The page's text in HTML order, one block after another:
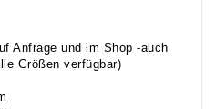
Anfrage und im Shop -auch
Größen verfügbar)